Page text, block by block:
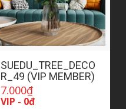
SUEDU_TREE_DECO
R_49 (VIP MEMBER)
7.000₫
VIP - 0đ